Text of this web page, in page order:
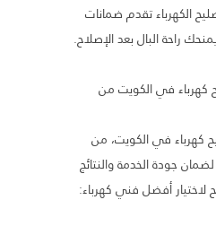
الكهرباء تقدم ضمانات
راحة البال بعد الإصلاح.
كهرباء في الكويت من
كهرباء في الكويت، من
جودة الخدمة والنتائج
لاختيار أفضل فني كهرباء: